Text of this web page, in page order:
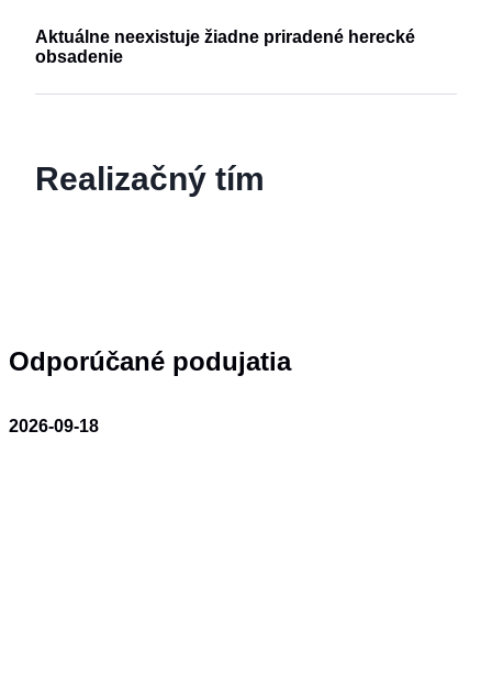
Aktuálne neexistuje žiadne priradené herecké
obsadenie
Realizačný tím
Odporúčané podujatia
2026-09-18